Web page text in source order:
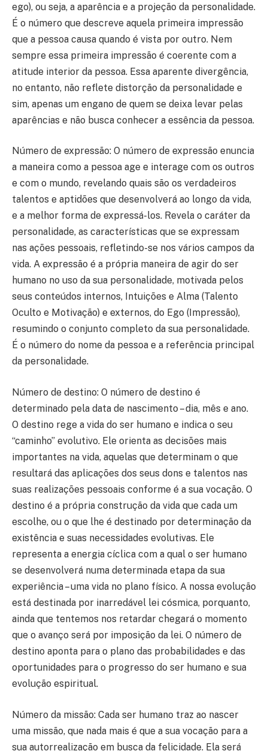
ego), ou seja, a aparência e a projeção da personalidade.
É o número que descreve aquela primeira impressão
que a pessoa causa quando é vista por outro. Nem
sempre essa primeira impressão é coerente com a
atitude interior da pessoa. Essa aparente divergência,
no entanto, não reflete distorção da personalidade e
sim, apenas um engano de quem se deixa levar pelas
aparências e não busca conhecer a essência da pessoa.
Número de expressão: O número de expressão enuncia
a maneira como a pessoa age e interage com os outros
e com o mundo, revelando quais são os verdadeiros
talentos e aptidões que desenvolverá ao longo da vida,
e a melhor forma de expressá-los. Revela o caráter da
personalidade, as características que se expressam
nas ações pessoais, refletindo-se nos vários campos da
vida. A expressão é a própria maneira de agir do ser
humano no uso da sua personalidade, motivada pelos
seus conteúdos internos, Intuições e Alma (Talento
Oculto e Motivação) e externos, do Ego (Impressão),
resumindo o conjunto completo da sua personalidade.
É o número do nome da pessoa e a referência principal
da personalidade.
Número de destino: O número de destino é
determinado pela data de nascimento – dia, mês e ano.
O destino rege a vida do ser humano e indica o seu
“caminho” evolutivo. Ele orienta as decisões mais
importantes na vida, aquelas que determinam o que
resultará das aplicações dos seus dons e talentos nas
suas realizações pessoais conforme é a sua vocação. O
destino é a própria construção da vida que cada um
escolhe, ou o que lhe é destinado por determinação da
existência e suas necessidades evolutivas. Ele
representa a energia cíclica com a qual o ser humano
se desenvolverá numa determinada etapa da sua
experiência – uma vida no plano físico. A nossa evolução
está destinada por inarredável lei cósmica, porquanto,
ainda que tentemos nos retardar chegará o momento
que o avanço será por imposição da lei. O número de
destino aponta para o plano das probabilidades e das
oportunidades para o progresso do ser humano e sua
evolução espiritual.
Número da missão: Cada ser humano traz ao nascer
uma missão, que nada mais é que a sua vocação para a
sua autorrealização em busca da felicidade. Ela será